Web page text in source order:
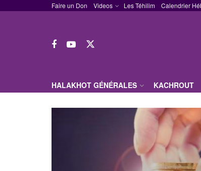
Faire un Don Videos Les Téhilim Calendrier
HALAKHOT GÉNÉRALES KACHROUT